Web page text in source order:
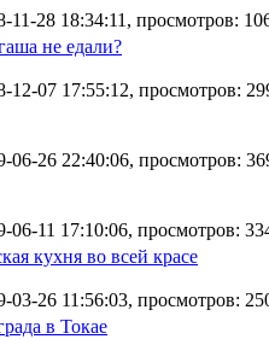
11-28 18:34:11, просмотров:
не едали?
12-07 17:55:12, просмотров:
06-26 22:40:06, просмотров:
06-11 17:10:06, просмотров:
кухня во всей красе
03-26 11:56:03, просмотров:
в Токае